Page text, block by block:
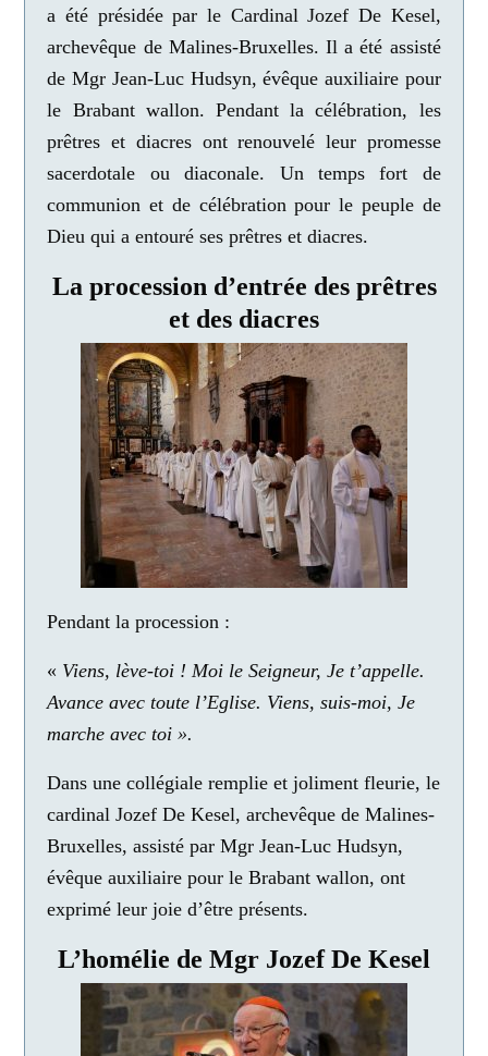
a été présidée par le Cardinal Jozef De Kesel,
archevêque de Malines-Bruxelles. Il a été assisté
de Mgr Jean-Luc Hudsyn, évêque auxiliaire pour
le Brabant wallon. Pendant la célébration, les
prêtres et diacres ont renouvelé leur promesse
sacerdotale ou diaconale. Un temps fort de
communion et de célébration pour le peuple de
Dieu qui a entouré ses prêtres et diacres.
La procession d’entrée des prêtres
et des diacres
Pendant la procession :
« Viens, lève-toi ! Moi le Seigneur, Je t’appelle.
Avance avec toute l’Eglise. Viens, suis-moi, Je
marche avec toi ».
Dans une collégiale remplie et joliment fleurie, le
cardinal Jozef De Kesel, archevêque de Malines-
Bruxelles, assisté par Mgr Jean-Luc Hudsyn,
évêque auxiliaire pour le Brabant wallon, ont
exprimé leur joie d’être présents.
L’homélie de Mgr Jozef De Kesel